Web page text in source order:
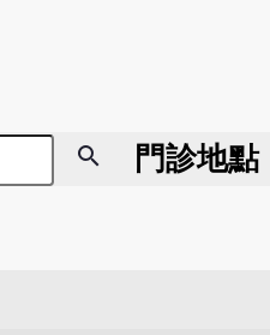
search 門診地點